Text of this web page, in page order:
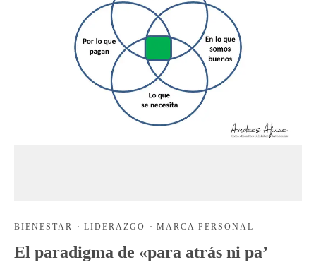
BIENESTAR · LIDERAZGO · MARCA PERSONAL
El paradigma de «para atrás ni pa’